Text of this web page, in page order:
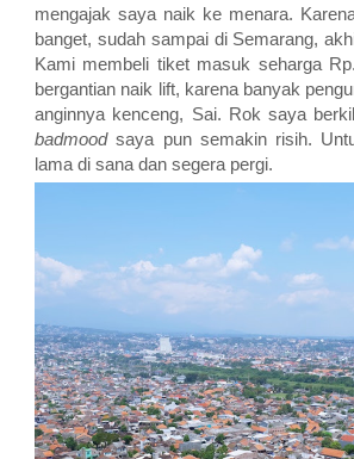
mengajak saya naik ke menara.
banget, sudah sampai di Semarang,
Kami membeli tiket masuk seharga
bergantian naik lift, karena banyak
anginnya kenceng, Sai. Rok saya
badmoodsaya pun semakin risih.
lama di sana dan segera pergi.